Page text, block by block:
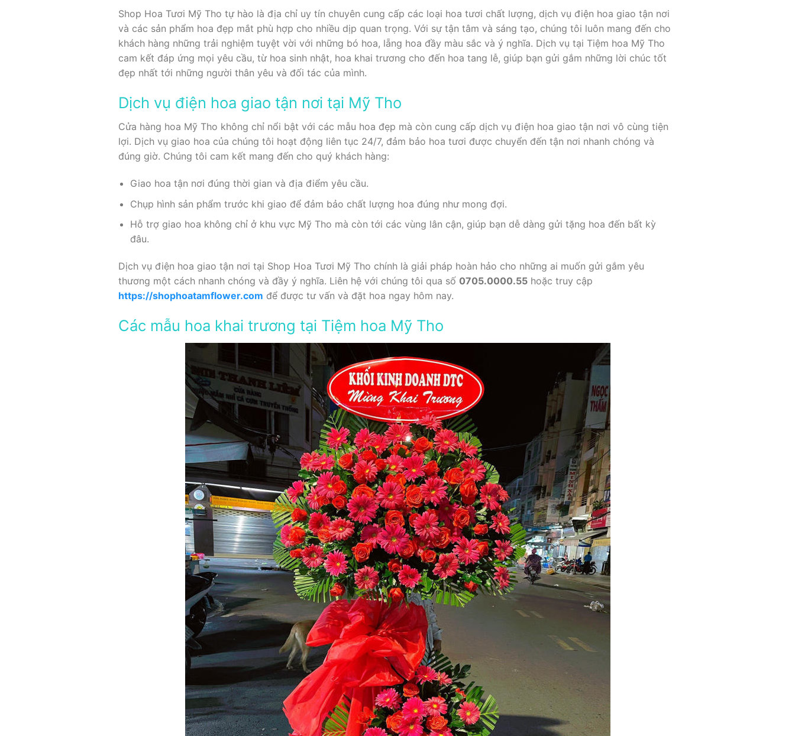
Shop Hoa Tươi Mỹ Tho tự hào là địa chỉ uy tín chuyên cung cấp các loại hoa tươi chất lượng, dịch vụ điện hoa giao tận nơi
và các sản phẩm hoa đẹp mắt phù hợp cho nhiều dịp quan trọng. Với sự tận tâm và sáng tạo, chúng tôi luôn mang đến cho
khách hàng những trải nghiệm tuyệt vời với những bó hoa, lẵng hoa đầy màu sắc và ý nghĩa. Dịch vụ tại Tiệm hoa Mỹ Tho
cam kết đáp ứng mọi yêu cầu, từ hoa sinh nhật, hoa khai trương cho đến hoa tang lễ, giúp bạn gửi gắm những lời chúc tốt
đẹp nhất tới những người thân yêu và đối tác của mình.
Dịch vụ điện hoa giao tận nơi tại Mỹ Tho
Cửa hàng hoa Mỹ Tho không chỉ nổi bật với các mẫu hoa đẹp mà còn cung cấp dịch vụ điện hoa giao tận nơi vô cùng tiện
lợi. Dịch vụ giao hoa của chúng tôi hoạt động liên tục 24/7, đảm bảo hoa tươi được chuyển đến tận nơi nhanh chóng và
đúng giờ. Chúng tôi cam kết mang đến cho quý khách hàng:
Giao hoa tận nơi đúng thời gian và địa điểm yêu cầu.
Chụp hình sản phẩm trước khi giao để đảm bảo chất lượng hoa đúng như mong đợi.
Hỗ trợ giao hoa không chỉ ở khu vực Mỹ Tho mà còn tới các vùng lân cận, giúp bạn dễ dàng gửi tặng hoa đến bất kỳ
đâu.
Dịch vụ điện hoa giao tận nơi tại Shop Hoa Tươi Mỹ Tho chính là giải pháp hoàn hảo cho những ai muốn gửi gắm yêu
thương một cách nhanh chóng và đầy ý nghĩa. Liên hệ với chúng tôi qua số 0705.0000.55hoặc truy cập
https://shophoatamflower.com để được tư vấn và đặt hoa ngay hôm nay.
Các mẫu hoa khai trương tại Tiệm hoa Mỹ Tho